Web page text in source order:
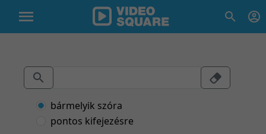
bármelyik szóra
pontos kifejezésre